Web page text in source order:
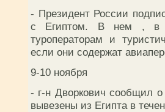
- Президент России
с Египтом. В нем , в
туроператорам и
если они содержат
9-10 ноября
- г-н Дворкович сообщил
вывезены из Египта в